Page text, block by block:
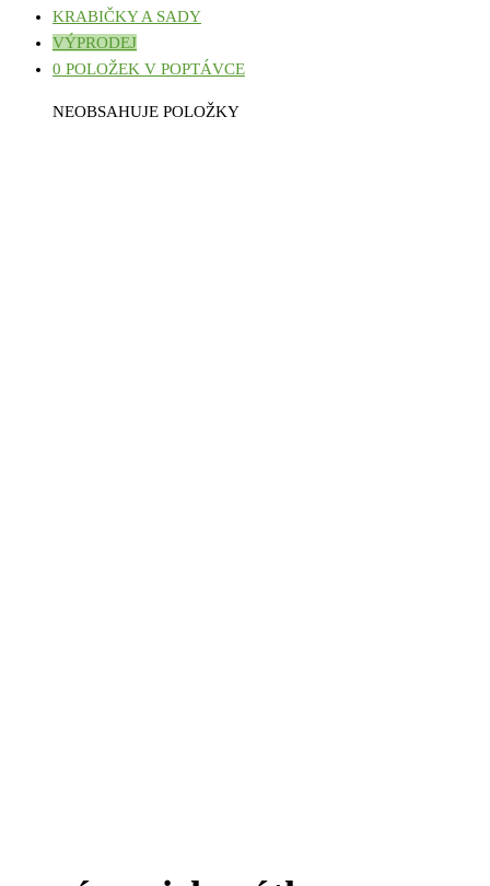
KRABIČKY A SADY
VÝPRODEJ
0 POLOŽEK V POPTÁVCE
NEOBSAHUJE POLOŽKY